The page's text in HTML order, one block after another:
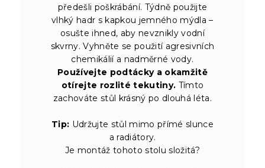
předešli poškrábání. Týdně použijte
vlhký hadr s kapkou jemného mýdla –
osušte ihned, aby nevznikly vodní
skvrny. Vyhněte se použití agresivních
chemikálií a nadměrné vody.
Používejte podtácky a okamžitě
otírejte rozlité tekutiny. Tímto
zachováte stůl krásný po dlouhá léta.
Tip: Udržujte stůl mimo přímé slunce
a radiátory.
Je montáž tohoto stolu složitá?